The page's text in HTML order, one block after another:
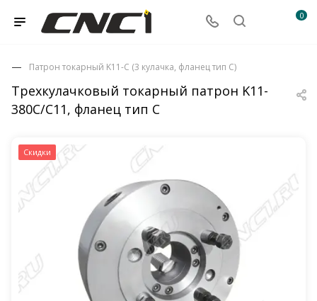
0
Трехкулачковый токарный патрон K11-
380C/C11, фланец тип C
Патрон токарный K11-C (3 кулачка, фланец тип C)
Скидки